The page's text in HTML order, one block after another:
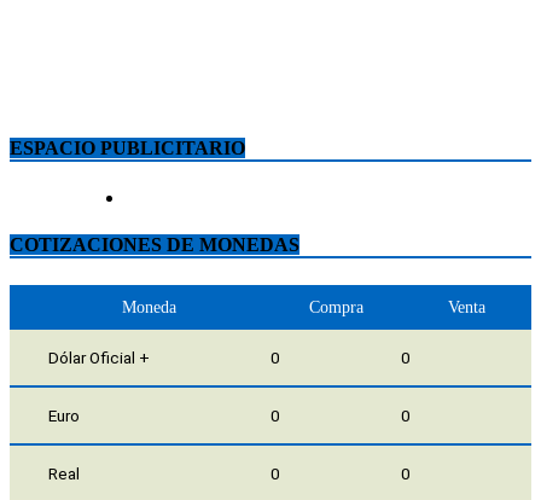
ESPACIO PUBLICITARIO
COTIZACIONES DE MONEDAS
Moneda Compra Venta
Dólar Oficial + 0 0
Euro 0 0
Real 0 0